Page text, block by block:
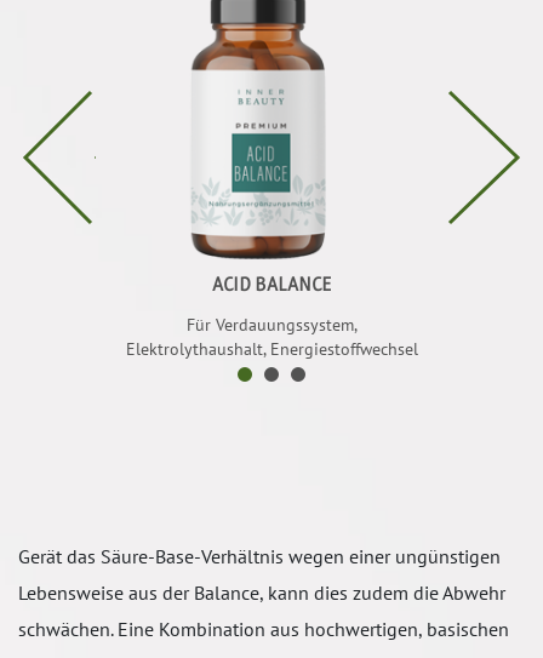
ACID BALANCE
Für Verdauungssystem,
Elektrolythaushalt, Energiestoffwechsel
Gerät das Säure-Base-Verhältnis wegen einer ungünstigen
Lebensweise aus der Balance, kann dies zudem die Abwehr
schwächen. Eine Kombination aus hochwertigen, basischen